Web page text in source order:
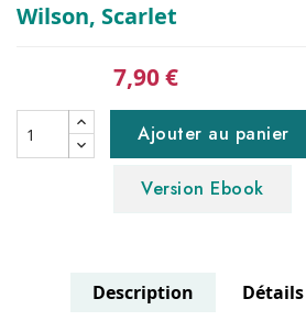
Wilson, Scarlet
7,90 €
Ajouter au panier
Version Ebook
Description